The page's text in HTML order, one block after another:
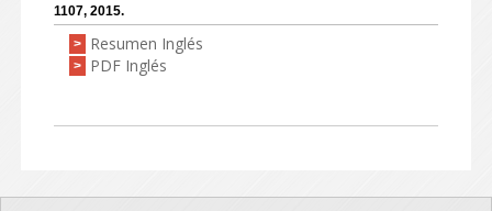
1107, 2015.
> Resumen Inglés
> PDF Inglés